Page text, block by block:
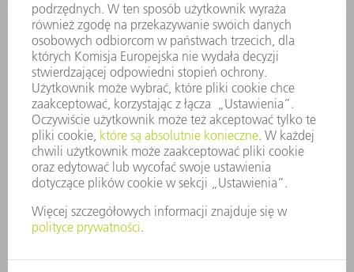
SPRAWOZDANIE Z DZIAŁALNOŚCI
ZASADY BIZNESOWE
ZAPEWNIENIE ZGODNOŚCI DZIAŁALNOŚCI Z REGULACJAMI
SYSTEM ZGŁASZANIA NIEPRAWIDŁOWOŚCI
BEZPIECZEŃSTWO
INFORMACJE PRASOWE
MAGAZYNY
ZRÓWNOWAŻONY ROZWÓJ
ŚRODOWISKO I KLIMAT
SPOŁECZEŃSTWO
KIEROWANIE PRZEDSIĘBIORSTWEM